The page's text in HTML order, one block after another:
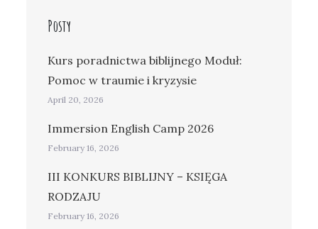
Posty
Kurs poradnictwa biblijnego Moduł:
Pomoc w traumie i kryzysie
April 20, 2026
Immersion English Camp 2026
February 16, 2026
III KONKURS BIBLIJNY – KSIĘGA
RODZAJU
February 16, 2026